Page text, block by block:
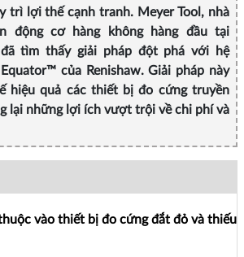
trì lợi thế cạnh tranh. Meyer Tool, nhà
động cơ hàng không hàng đầu tại
tìm thấy giải pháp đột phá với hệ
của Renishaw. Giải pháp này
hiệu quả các thiết bị đo cứng truyền
lại những lợi ích vượt trội về chi phí và
vào thiết bị đo cứng đắt đỏ và thiếu